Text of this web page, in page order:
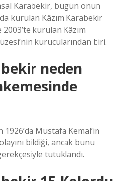
Karabekir, bugün onun
kurulan Kâzım Karabekir
kurulan Kâzım
kurucularından biri.
neden
Mustafa Kemal’in
bildiği, ancak bunu
tutuklandı.